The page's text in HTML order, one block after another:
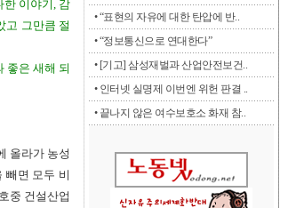
한 이야기, 감
고 그만큼 절
좋은 새해 되
올라가 농성
빼면 모두 비
중 건설산업
• “표현의 자유에 대한 탄압에 반..
• “정보통신으로 연대한다”
• [기고] 삼성재벌과 산업안전보건..
• 인터넷 실명제 이번엔 위헌 판결 ..
• 끝나지 않은 여수보호소 화재 참..